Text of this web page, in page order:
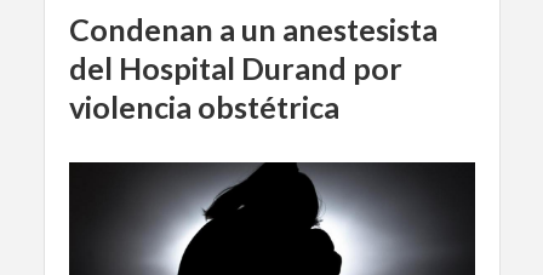
Condenan a un anestesista
del Hospital Durand por
violencia obstétrica